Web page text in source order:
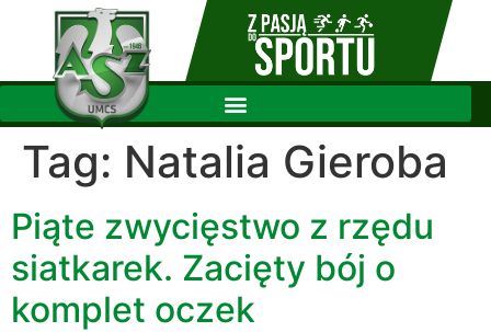
Tag: Natalia Gieroba
Piąte zwycięstwo z rzędu
siatkarek. Zacięty bój o
komplet oczek